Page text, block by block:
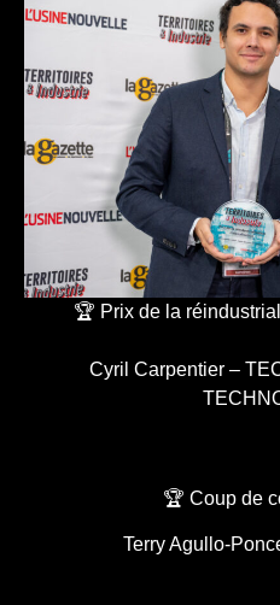
🏆 Prix de la
Cyril Carpentier –
🏆 Coup de
Terry Agullo-